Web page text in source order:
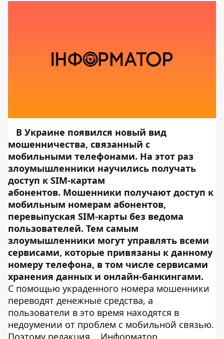
В Украине появился новый вид
мошенничества, связанный с
мобильными телефонами. На этот раз
злоумышленники научились получать
доступ к SIM-картам
абонентов. Мошенники получают доступ к
мобильным номерам абонентов,
перевыпуская SIM-карты без ведома
пользователей. Тем самым
злоумышленники могут управлять всеми
сервисами, которые привязаны к данному
номеру телефона, в том числе сервисами
хранения данных и онлайн-банкингами.
С помощью украденного номера мошенники
переводят денежные средства, а
пользователи в это время находятся в
недоумении от проблем с мобильной связью.